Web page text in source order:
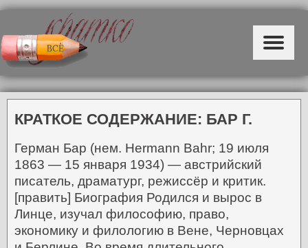
КРАТКОЕ СОДЕРЖАНИЕ: БАР Г.
Герман Бар (нем. Hermann Bahr; 19 июля
1863 — 15 января 1934) — австрийский
писатель, драматург, режиссёр и критик.
[править] Биография Родился и вырос в
Линце, изучал философию, право,
экономику и филологию в Вене, Черновцах